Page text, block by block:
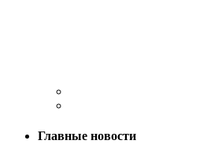
Главные новости